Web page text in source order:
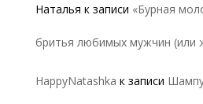
Наталья к записи «Бурная
бритья любимых мужчин (или
HappyNatashka к записи